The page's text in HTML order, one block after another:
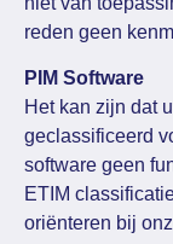
reden geen
PIM Software
Het kan zijn dat
geclassificeerd
software geen
ETIM
oriënteren bij